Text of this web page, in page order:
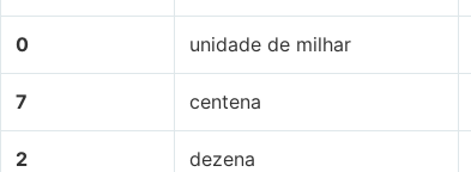
0 unidade de milhar
7 centena
2 dezena